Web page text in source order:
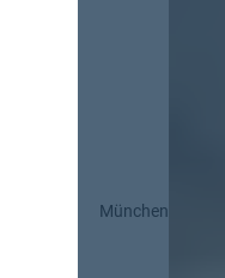
München